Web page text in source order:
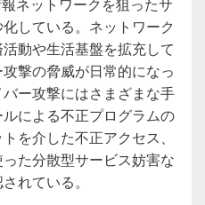
している。ネットワーク
動や生活基盤を拡充して
撃の脅威が日常的になっ
ー攻撃にはさまざまな手
による不正プログラムの
を介した不正アクセス、
た分散型サービス妨害な
れている。